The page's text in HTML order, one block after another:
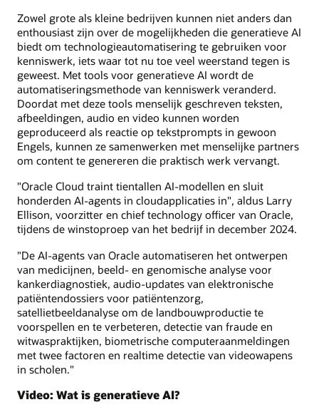
Zowel grote als kleine bedrijven kunnen niet anders dan
enthousiast zijn over de mogelijkheden die generatieve AI
biedt om technologieautomatisering te gebruiken voor
kenniswerk, iets waar tot nu toe veel weerstand tegen is
geweest. Met tools voor generatieve AI wordt de
automatiseringsmethode van kenniswerk veranderd.
Doordat met deze tools menselijk geschreven teksten,
afbeeldingen, audio en video kunnen worden
geproduceerd als reactie op tekstprompts in gewoon
Engels, kunnen ze samenwerken met menselijke partners
om content te genereren die praktisch werk vervangt.
"Oracle Cloud traint tientallen AI-modellen en sluit
honderden AI-agents in cloudapplicaties in", aldus Larry
Ellison, voorzitter en chief technology officer van Oracle,
tijdens de winstoproep van het bedrijf in december 2024.
"De AI-agents van Oracle automatiseren het ontwerpen
van medicijnen, beeld- en genomische analyse voor
kankerdiagnostiek, audio-updates van elektronische
patiëntendossiers voor patiëntenzorg,
satellietbeeldanalyse om de landbouwproductie te
voorspellen en te verbeteren, detectie van fraude en
witwaspraktijken, biometrische computeraanmeldingen
met twee factoren en realtime detectie van videowapens
in scholen."
Video: Wat is generatieve AI?